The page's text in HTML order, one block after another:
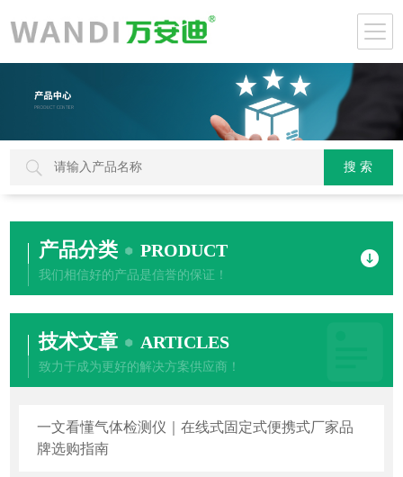
产品分类 PRODUCT
我们相信好的产品是信誉的保证！
技术文章 ARTICLES
致力于成为更好的解决方案供应商！
一文看懂气体检测仪｜在线式固定式便携式厂家品
牌选购指南